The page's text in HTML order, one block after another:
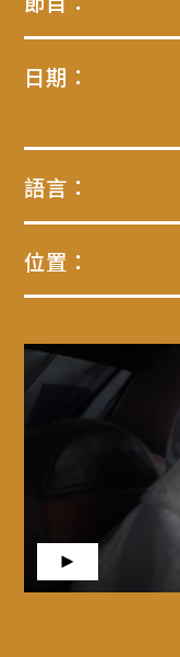
日期：
語言：
位置：